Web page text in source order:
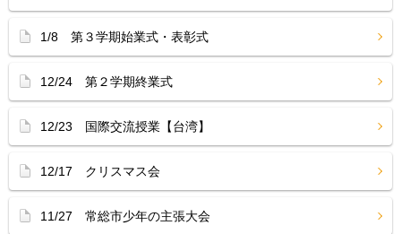
1/8 第３学期始業式・表彰式
12/24 第２学期終業式
12/23 国際交流授業【台湾】
12/17 クリスマス会
11/27 常総市少年の主張大会